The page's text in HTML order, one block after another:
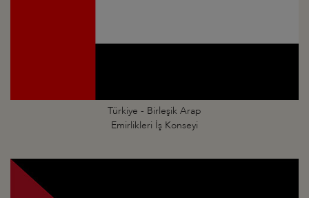
Türkiye - Birleşik Arap
Emirlikleri İş Konseyi